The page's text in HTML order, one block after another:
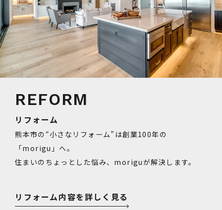
リフォーム
熊本市の“小さなリフォーム”は創業100年の
「morigu」へ。
住まいのちょっとした悩み、moriguが解決します。
リフォーム内容を詳しく見る